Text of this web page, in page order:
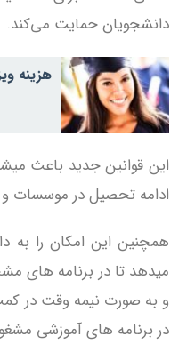
دانشجویان حمایت می‌کند.
هزینه
این قوانین جدید باعث
ادامه تحصیل در موسسات و
همچنین این امکان را به
میدهد تا در برنامه های‌
و به صورت نیمه وقت در
در برنامه های‌ آموزشی‌